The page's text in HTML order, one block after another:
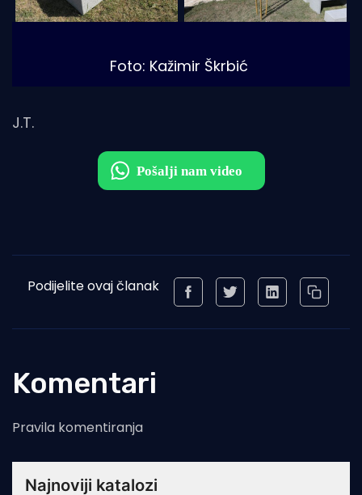
Foto: Kažimir Škrbić
J.T.
Podijelite ovaj članak
Komentari
Pravila komentiranja